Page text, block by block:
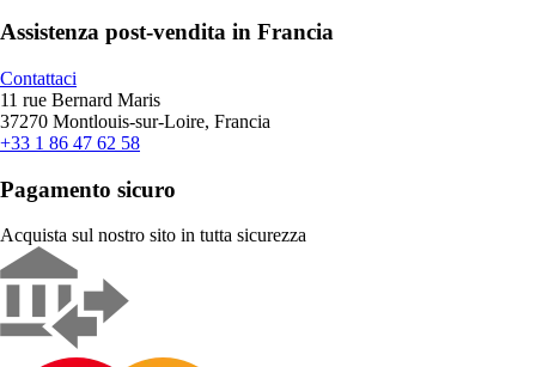
Assistenza post-vendita in Francia
Contattaci
11 rue Bernard Maris
37270 Montlouis-sur-Loire, Francia
+33 1 86 47 62 58
Pagamento sicuro
Acquista sul nostro sito in tutta sicurezza